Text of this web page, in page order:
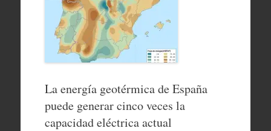
La energía geotérmica de España
puede generar cinco veces la
capacidad eléctrica actual